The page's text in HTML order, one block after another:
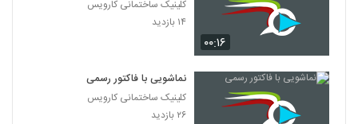
۰۰:۱۶
کلینیک ساختمانی کارویس
۱۴ بازدید
نماشویی با فاکتور رسمی
کلینیک ساختمانی کارویس
۲۶ بازدید